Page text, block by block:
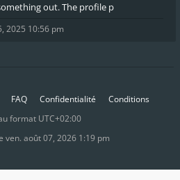
out. The profile p
2025 10:56 pm
FAQ Confidentialité
Conditions
format UTC+02:00
ven. août 07, 2026 1:19 pm